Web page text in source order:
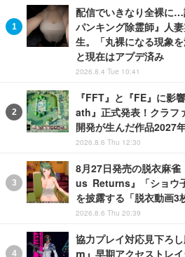
配信でいきなり全裸に…
パンキング除霊師』人
生。「丸裸になる現象
と現在はアプデ済み
2026.8.4 Tue 10:41
『FFT』と『FE』に影
ath』正式発表！クラフ
開発が生んだ作品2027
2026.8.6 Thu 12:30
8月27日発売の脱衣麻
us Returns』「ショウ
を披露する「脱衣動画3
2026.8.6 Thu 20:39
協力プレイ対応見下ろ
m』早期アクセストレ